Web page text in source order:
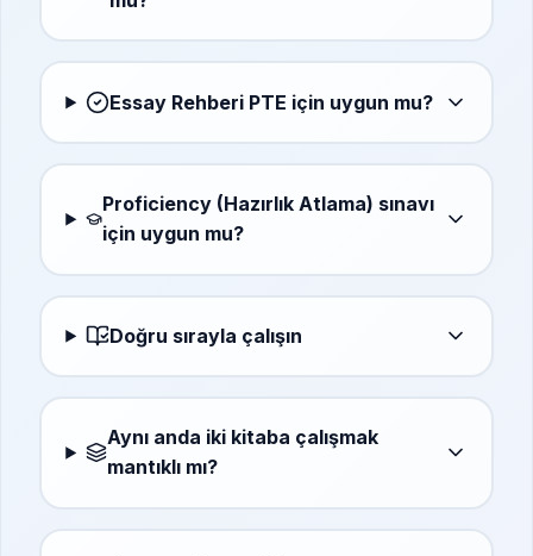
Essay Rehberi PTE için uygun mu?
Proficiency (Hazırlık Atlama) sınavı
için uygun mu?
Doğru sırayla çalışın
Aynı anda iki kitaba çalışmak
mantıklı mı?